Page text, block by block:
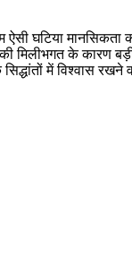
घटिया
की मिलीभगत के कारण
में विश्वास रखने